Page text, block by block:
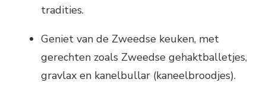
tradities.
Geniet van de Zweedse keuken, met
gerechten zoals Zweedse gehaktballetjes,
gravlax en kanelbullar (kaneelbroodjes).